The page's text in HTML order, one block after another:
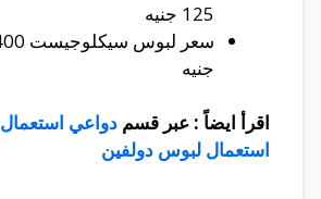
125 جنيه
جنيه
اقرأ ايضاً : عبر قسم دواعي استعمال
استعمال لبوس دولفين